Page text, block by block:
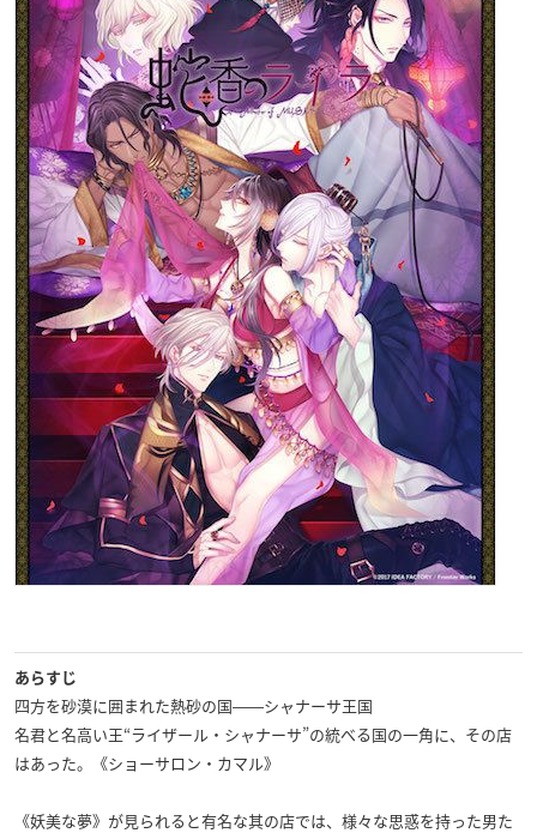
あらすじ
四方を砂漠に囲まれた熱砂の国――シャナーサ王国
名君と名高い王“ライザール・シャナーサ”の統べる国の一角に、その店
はあった。《ショーサロン・カマル》
《妖美な夢》が見られると有名な其の店では、様々な思惑を持った男た